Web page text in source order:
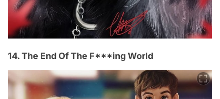
14. The End Of The F***ing World